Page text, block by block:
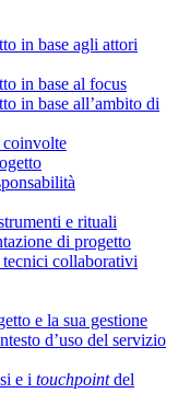
in base agli attori
in base al focus
in base all’ambito di
coinvolte
e rituali
di progetto
collaborativi
e la sua gestione
d’uso del servizio
e i touchpointdel